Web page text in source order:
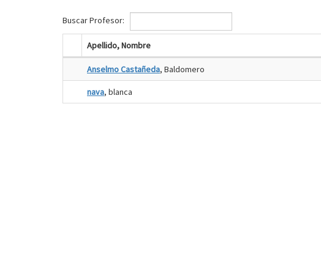
Buscar Profesor:
Apellido, Nombre
Anselmo Castañeda, Baldomero
nava, blanca